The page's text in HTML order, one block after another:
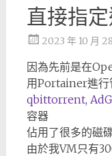
直接指
2023 年 10 月
因為先前是在
用Portainer進行
qbittorrent,
容器
佔用了很多的磁
由於我VM只有